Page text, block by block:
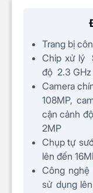
Tần số quét
Độ sáng tối
Độ phân giải
Hệ điều hành
Hệ điều hành
Chip
Trang bị
Chip xử lý
độ 2.3 GHz
Camera
108MP,
cận cảnh
2MP
Chụp tự
lên đến
Công nghệ
sử dụng